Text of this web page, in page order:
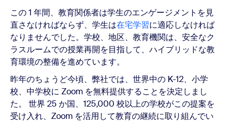
この 1 年間、教育関係者は学生のエンゲージメントを見
直さなければならず、学生は在宅学習に適応しなければ
なりませんでした。学校、地区、教育機関は、安全なク
ラスルームでの授業再開を目指して、ハイブリッドな教
育環境の整備を進めています。
昨年のちょうど今頃、弊社では、世界中の K-12、小学
校、中学校に Zoom を無料提供することを決定しまし
た。 世界 25 か国、125,000 校以上の学校がこの提案を
受け入れ、Zoom を活用して教育の継続に取り組んでい